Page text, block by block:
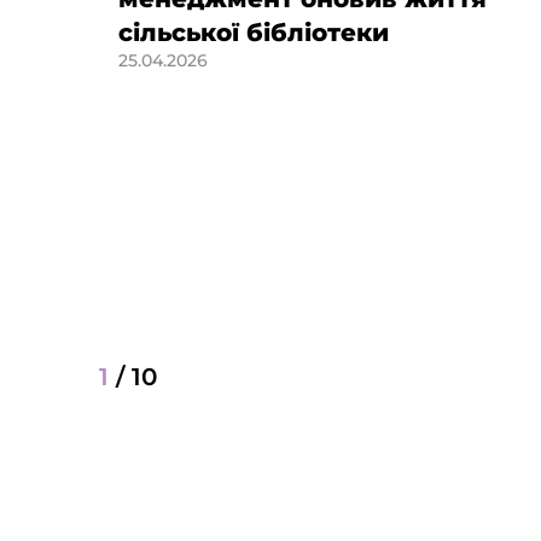
сільської бібліотеки
25.04.2026
1 / 10